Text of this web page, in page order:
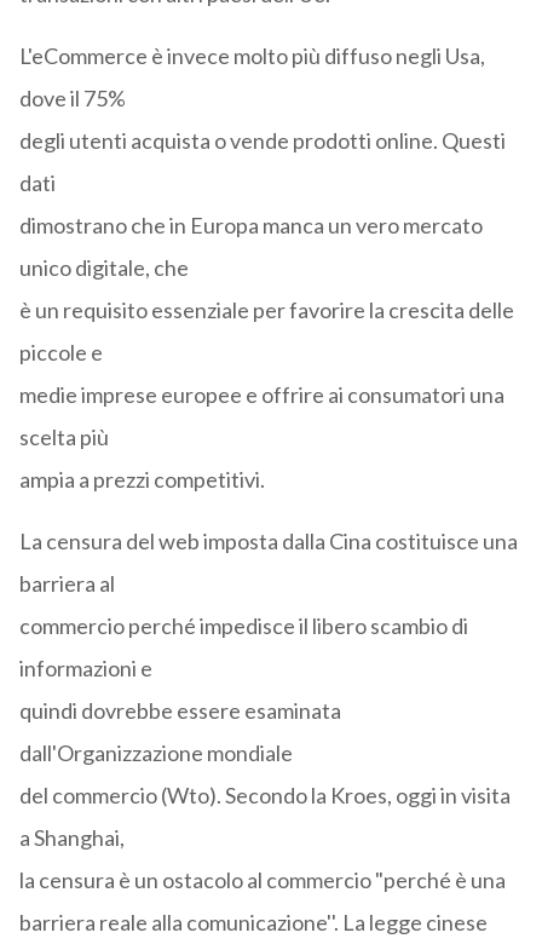
L'eCommerce è invece molto più diffuso negli Usa,
dove il 75%
degli utenti acquista o vende prodotti online. Questi
dati
dimostrano che in Europa manca un vero mercato
unico digitale, che
è un requisito essenziale per favorire la crescita delle
piccole e
medie imprese europee e offrire ai consumatori una
scelta più
ampia a prezzi competitivi.
La censura del web imposta dalla Cina costituisce una
barriera al
commercio perché impedisce il libero scambio di
informazioni e
quindi dovrebbe essere esaminata
dall'Organizzazione mondiale
del commercio (Wto). Secondo la Kroes, oggi in visita
a Shanghai,
la censura è un ostacolo al commercio "perché è una
barriera reale alla comunicazione''. La legge cinese